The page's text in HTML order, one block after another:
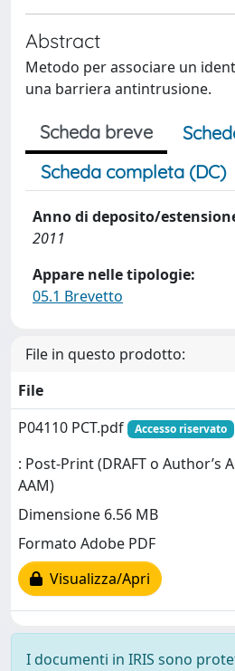
Abstract
Metodo per associare un
una barriera antintrusione.
Scheda breve
Scheda completa (DC)
Anno di deposito/
2011
Appare nelle tipologie:
05.1 Brevetto
File in questo prodotto:
File
P04110 PCT.pdf
Accesso riservato
: Post-Print (DRAFT o Author’s
AAM)
Dimensione 6.56 MB
Formato Adobe PDF
Visualizza/Apri
I documenti in IRIS sono